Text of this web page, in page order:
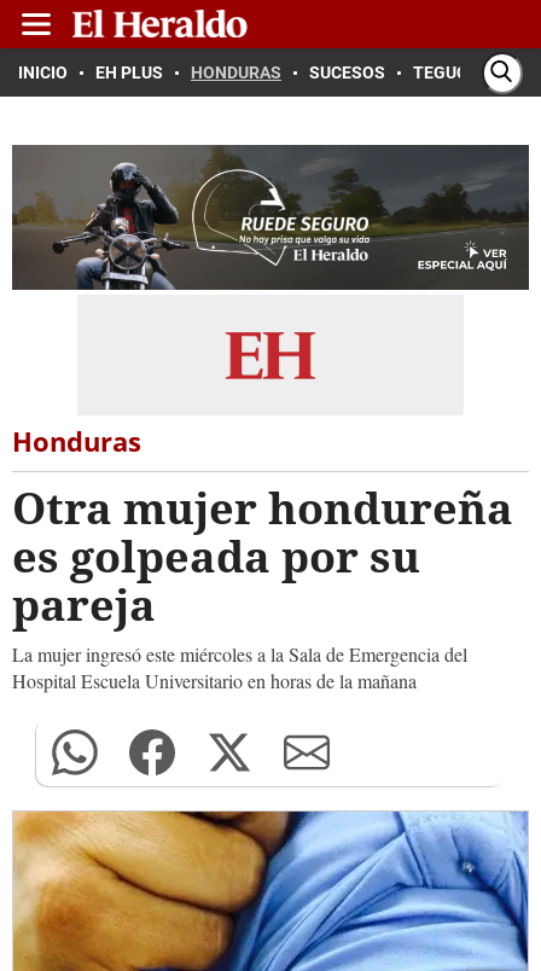
INICIO EH PLUS HONDURAS SUCESOS TEGUCIGALPA
Honduras
Otra mujer hondureña
es golpeada por su
pareja
La mujer ingresó este miércoles a la Sala de Emergencia del
Hospital Escuela Universitario en horas de la mañana